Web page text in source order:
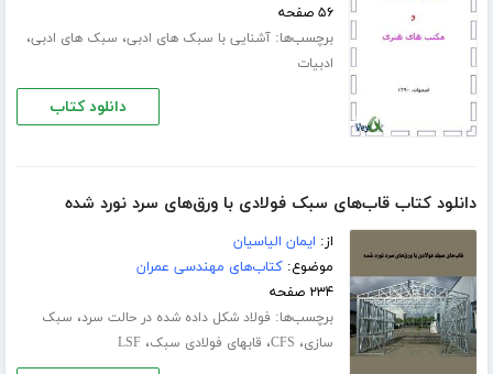
۵۶ صفحه
برچسب‌ها:آشنایی با سبک های ادبی، سبک های ادبی،
ادبیات
دانلود کتاب
دانلود کتاب قاب‌های سبک فولادی با ورق‌های سرد نورد شده
از: ایمان الیاسیان
موضوع:کتاب‌های مهندسی عمران
۲۳۴ صفحه
برچسب‌ها: فولاد شکل داده شده در حالت سرد، سبک
سازی، CFS، قابهای فولادی سبک،LSF